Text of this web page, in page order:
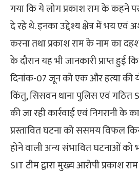
गया कि ये लोग प्रकाश राम के कहने
दे रहे थे. इनका उद्देश्य क्षेत्र में भय एवं
करना तथा प्रकाश राम के नाम का
के दौरान यह भी जानकारी प्राप्त हुई
दिनांक-07 जून को एक और हत्या की
किंतु, सिसवन थाना पुलिस एवं गठित
की जा रही कार्रवाई एवं निगरानी
प्रस्तावित घटना को ससमय विफल
होने वाली अन्य संभावित घटनाओं को
SIT टीम द्वारा मुख्य आरोपी प्रकाश